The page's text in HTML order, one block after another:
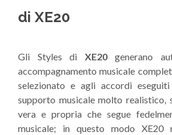
di XE20
Gli Styles di XE20 generano
accompagnamento musicale
selezionato e agli accordi
supporto musicale molto realistico,
vera e propria che segue
musicale; in questo modo XE20